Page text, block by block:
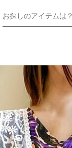
お探しのアイテムは？